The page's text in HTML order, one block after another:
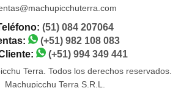
(51) 084 207064
(+51) 982 108 083
(+51) 994 349 441
Terra. Todos los derechos reservados.
Machupicchu Terra S.R.L.